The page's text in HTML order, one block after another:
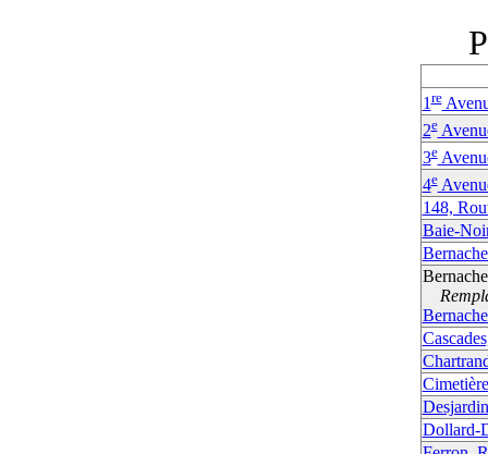
1re
2e
3e
4e
148,
Baie-
Dollard-